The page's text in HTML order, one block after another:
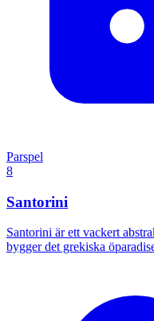
Parspel
8
Santorini
Santorini är ett vackert
bygger det grekiska